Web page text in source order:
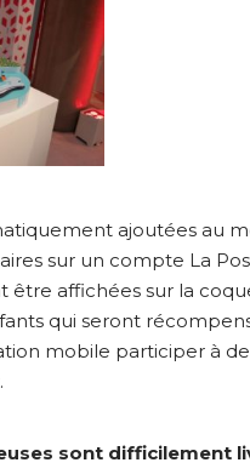
ajoutées au
sur un compte La
affichées sur la
qui seront
mobile participer à
sont difficilement